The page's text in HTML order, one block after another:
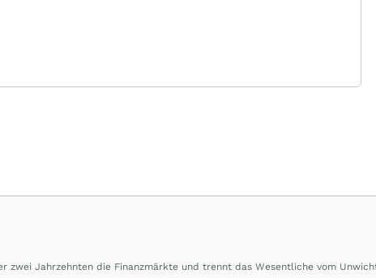
zwei Jahrzehnten die Finanzmärkte und trennt das Wesentliche vom